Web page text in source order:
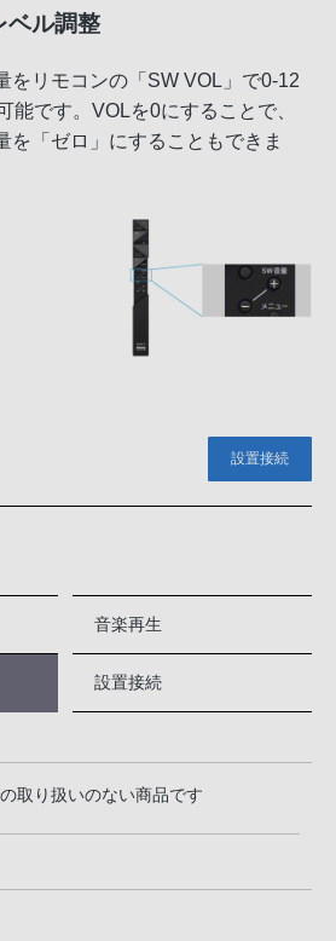
ベル調整
をリモコンの「SW VOL」で0-12
能です。VOLを0にすることで、
を「ゼロ」にすることもできま
設置接続
音楽再生
設置接続
取り扱いのない商品です